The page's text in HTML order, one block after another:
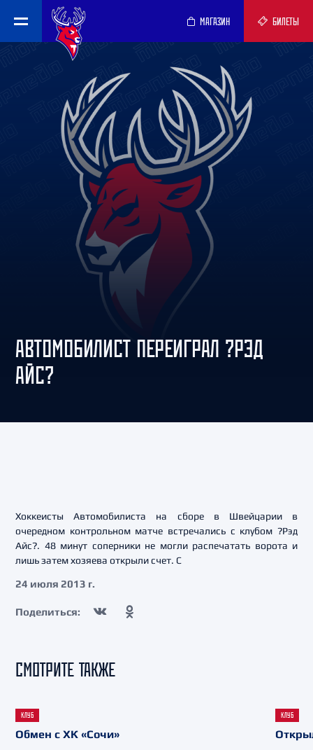
МАГАЗИН БИЛЕТЫ
АВТОМОБИЛИСТ ПЕРЕИГРАЛ ?РЭД
АЙС?
Хоккеисты Автомобилиста на сборе в Швейцарии в
очередном контрольном матче встречались с клубом ?Рэд
Айс?. 48 минут соперники не могли распечатать ворота и
лишь затем хозяева открыли счет. С
24 июля 2013 г.
Поделиться:
СМОТРИТЕ ТАКЖЕ
КЛУБ
Обмен с ХК «Сочи»
КЛУБ